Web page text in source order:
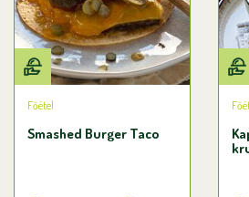
Főétel
Smashed Burger Taco